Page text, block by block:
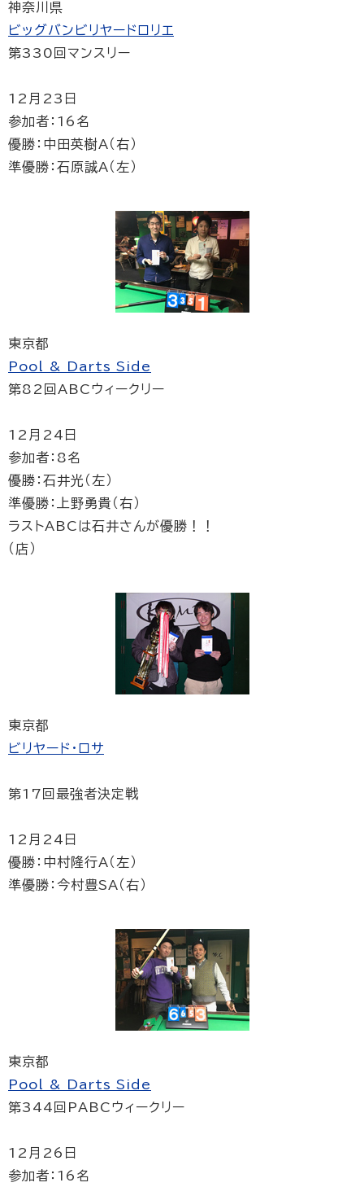
神奈川県
ビッグバンビリヤードロリエ
第330回マンスリー
12月23日
参加者：16名
優勝：中田英樹A（右）
準優勝：石原誠A（左）
東京都
Pool & Darts Side
第82回ABCウィークリー
12月24日
参加者：8名
優勝：石井光（左）
準優勝：上野勇貴（右）
ラストABCは石井さんが優勝！！
（店）
東京都
ビリヤード・ロサ
第17回最強者決定戦
12月24日
優勝：中村隆行A（左）
準優勝：今村豊SA（右）
東京都
Pool & Darts Side
第344回PABCウィークリー
12月26日
参加者：16名